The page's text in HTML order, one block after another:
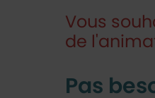
Vous
de
Pas